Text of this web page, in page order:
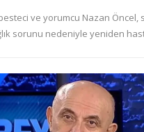
ve yorumcu Nazan Öncel,
sorunu nedeniyle yeniden